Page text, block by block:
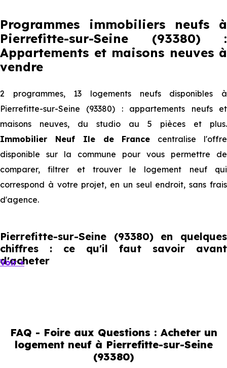
Programmes immobiliers neufs à
Pierrefitte-sur-Seine (93380) :
Appartements et maisons neuves à
vendre
2 programmes, 13 logements neufs disponibles à
Pierrefitte-sur-Seine (93380) : appartements neufs et
maisons neuves, du studio au 5 pièces et plus.
Immobilier Neuf Ile de France centralise l'offre
disponible sur la commune pour vous permettre de
comparer, filtrer et trouver le logement neuf qui
correspond à votre projet, en un seul endroit, sans frais
d'agence.
Pierrefitte-sur-Seine (93380) en quelques
chiffres : ce qu'il faut savoir avant
d'acheter
de son marché immobilier. La population se répartit entre
39.31 % d'adultes (dont 55.4 % d'actifs), 16.02 % de seniors,
21.34 % de jeunes et 23.34 % d'enfants. Un profil
Voir +
FAQ - Foire aux Questions : Acheter un
logement neuf à Pierrefitte-sur-Seine
(93380)